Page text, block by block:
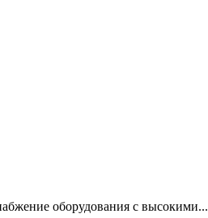
оборудования с высокими...